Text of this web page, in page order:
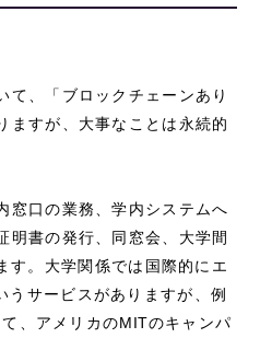
て、「ブロックチェーンあり
ますが、大事なことは永続的
窓口の業務、学内システムへ
明書の発行、同窓会、大学間
す。大学関係では国際的にエ
うサービスがありますが、例
、アメリカのMITのキャンパ